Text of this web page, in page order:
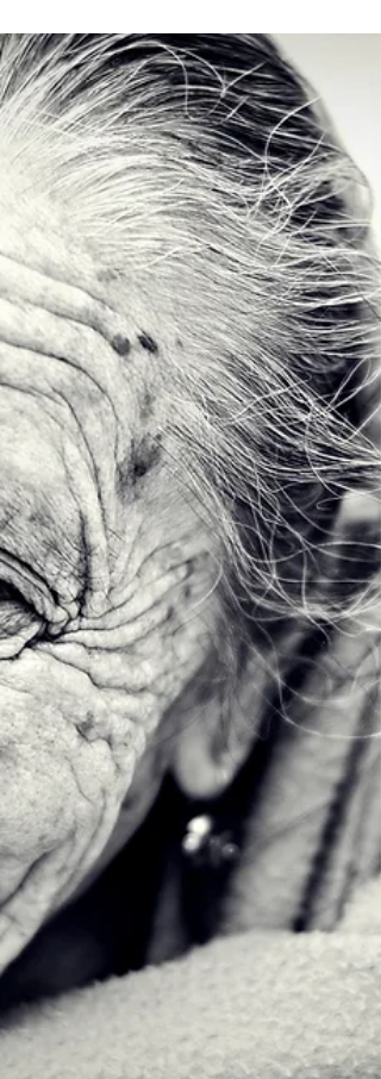
personnels de santé
Les personnels de santé ont été reconnus comme
étant plus à risque d'infection à COVID-19. La
présente étude visait à décrire les...